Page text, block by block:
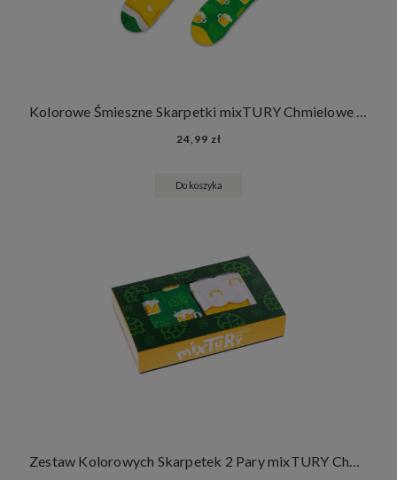
Kolorowe Śmieszne Skarpetki mixTURY Chmielowe Damskie Męskie Długie
24,99 zł
Do koszyka